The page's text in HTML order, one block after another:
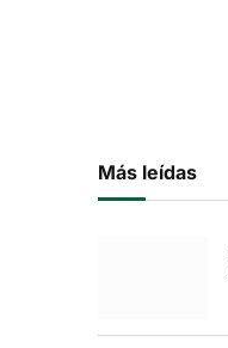
Más leídas